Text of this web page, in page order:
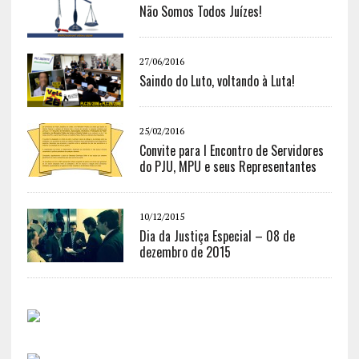
Não Somos Todos Juízes!
27/06/2016
Saindo do Luto, voltando à Luta!
25/02/2016
Convite para I Encontro de Servidores
do PJU, MPU e seus Representantes
10/12/2015
Dia da Justiça Especial – 08 de
dezembro de 2015